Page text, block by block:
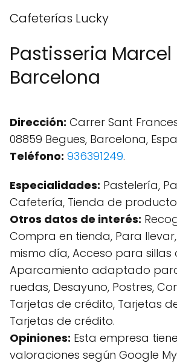
Cafeterías Lucky
Pastisseria
Barcelona
Dirección: Carrer Sant
08859 Begues, Barcelona,
Teléfono: 936391249.
Especialidades: Pastelería,
Cafetería, Tienda de
Otros datos de interés:
Compra en tienda, Para
mismo día, Acceso para sillas
Aparcamiento adaptado
ruedas, Desayuno, Postres,
Tarjetas de crédito, Tarjetas
Tarjetas de crédito.
Opiniones: Esta empresa tiene
valoraciones según Google My